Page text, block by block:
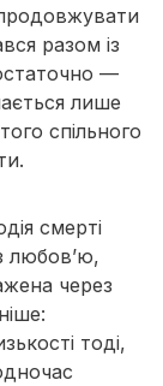
разом із
—
лише
спільного
смерті
любов’ю,
через
тоді,